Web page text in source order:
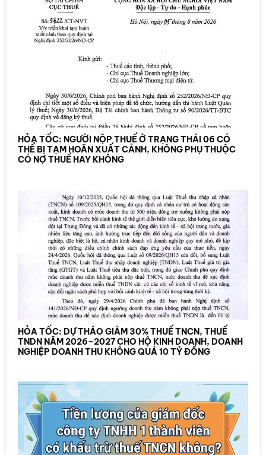
HỎA TỐC: NGƯỜI NỘP THUẾ Ở TRẠNG THÁI 06 CÓ
THỂ BỊ TẠM HOÃN XUẤT CẢNH, KHÔNG PHỤ THUỘC
CÓ NỢ THUẾ HAY KHÔNG
HỎA TỐC: DỰ THẢO GIẢM 30% THUẾ TNCN, THUẾ
TNDN NĂM 2026–2027 CHO HỘ KINH DOANH, DOANH
NGHIỆP DOANH THU KHÔNG QUÁ 10 TỶ ĐỒNG